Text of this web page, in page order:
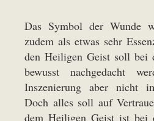
Das Symbol der Wunde
zudem als etwas sehr
den Heiligen Geist soll bei
bewusst nachgedacht
Inszenierung aber nicht
Doch alles soll auf
dem Heiligen Geist ist bei